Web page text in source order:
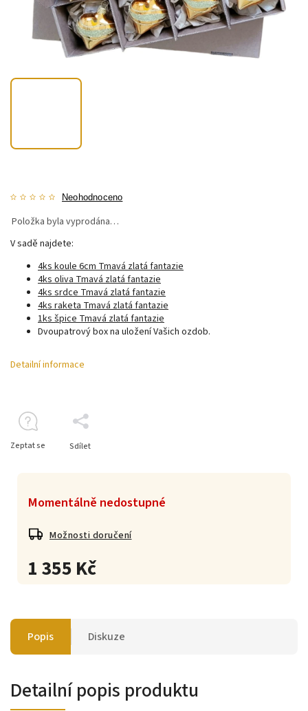
Neohodnoceno
1 355 Kč
Momentálně nedostupné
Možnosti doručení
Položka byla vyprodána…
V sadě najdete:
4ks koule 6cm Tmavá zlatá fantazie
4ks oliva Tmavá zlatá fantazie
4ks srdce Tmavá zlatá fantazie
4ks raketa Tmavá zlatá fantazie
1ks špice Tmavá zlatá fantazie
Dvoupatrový box na uložení Vašich ozdob.
Detailní informace
Zeptat se Sdílet
Popis Diskuze
Detailní popis produktu